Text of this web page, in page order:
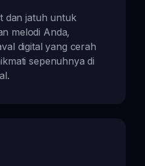
dan jatuh untuk
melodi Anda,
digital yang cerah
sepenuhnya di